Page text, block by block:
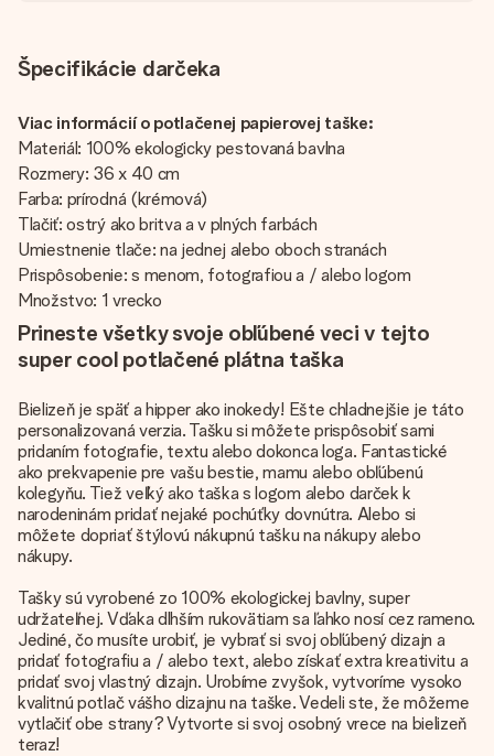
Špecifikácie darčeka
Viac informácií o potlačenej papierovej taške:
Materiál: 100% ekologicky pestovaná bavlna
Rozmery: 36 x 40 cm
Farba: prírodná (krémová)
Tlačiť: ostrý ako britva a v plných farbách
Umiestnenie tlače: na jednej alebo oboch stranách
Prispôsobenie: s menom, fotografiou a / alebo logom
Množstvo: 1 vrecko
Prineste všetky svoje obľúbené veci v tejto
super cool potlačené plátna taška
Bielizeň je späť a hipper ako inokedy! Ešte chladnejšie je táto
personalizovaná verzia. Tašku si môžete prispôsobiť sami
pridaním fotografie, textu alebo dokonca loga. Fantastické
ako prekvapenie pre vašu bestie, mamu alebo obľúbenú
kolegyňu. Tiež veľký ako taška s logom alebo darček k
narodeninám pridať nejaké pochúťky dovnútra. Alebo si
môžete dopriať štýlovú nákupnú tašku na nákupy alebo
nákupy.
Tašky sú vyrobené zo 100% ekologickej bavlny, super
udržateľnej. Vďaka dlhším rukovätiam sa ľahko nosí cez rameno.
Jediné, čo musíte urobiť, je vybrať si svoj obľúbený dizajn a
pridať fotografiu a / alebo text, alebo získať extra kreativitu a
pridať svoj vlastný dizajn. Urobíme zvyšok, vytvoríme vysoko
kvalitnú potlač vášho dizajnu na taške. Vedeli ste, že môžeme
vytlačiť obe strany? Vytvorte si svoj osobný vrece na bielizeň
teraz!